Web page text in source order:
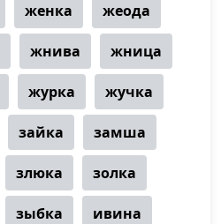
женка жеода
жнива жница
журка жучка
зайка замша
злюка золка
зыбка ивина